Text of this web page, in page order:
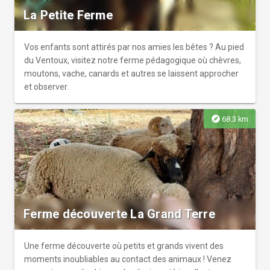
La Petite Ferme
Vos enfants sont attirés par nos amies les bêtes ? Au pied
du Ventoux, visitez notre ferme pédagogique où chèvres,
moutons, vache, canards et autres se laissent approcher
et observer.
explore 68.3 km
Ferme découverte La Grand Terre
Une ferme découverte où petits et grands vivent des
moments inoubliables au contact des animaux ! Venez